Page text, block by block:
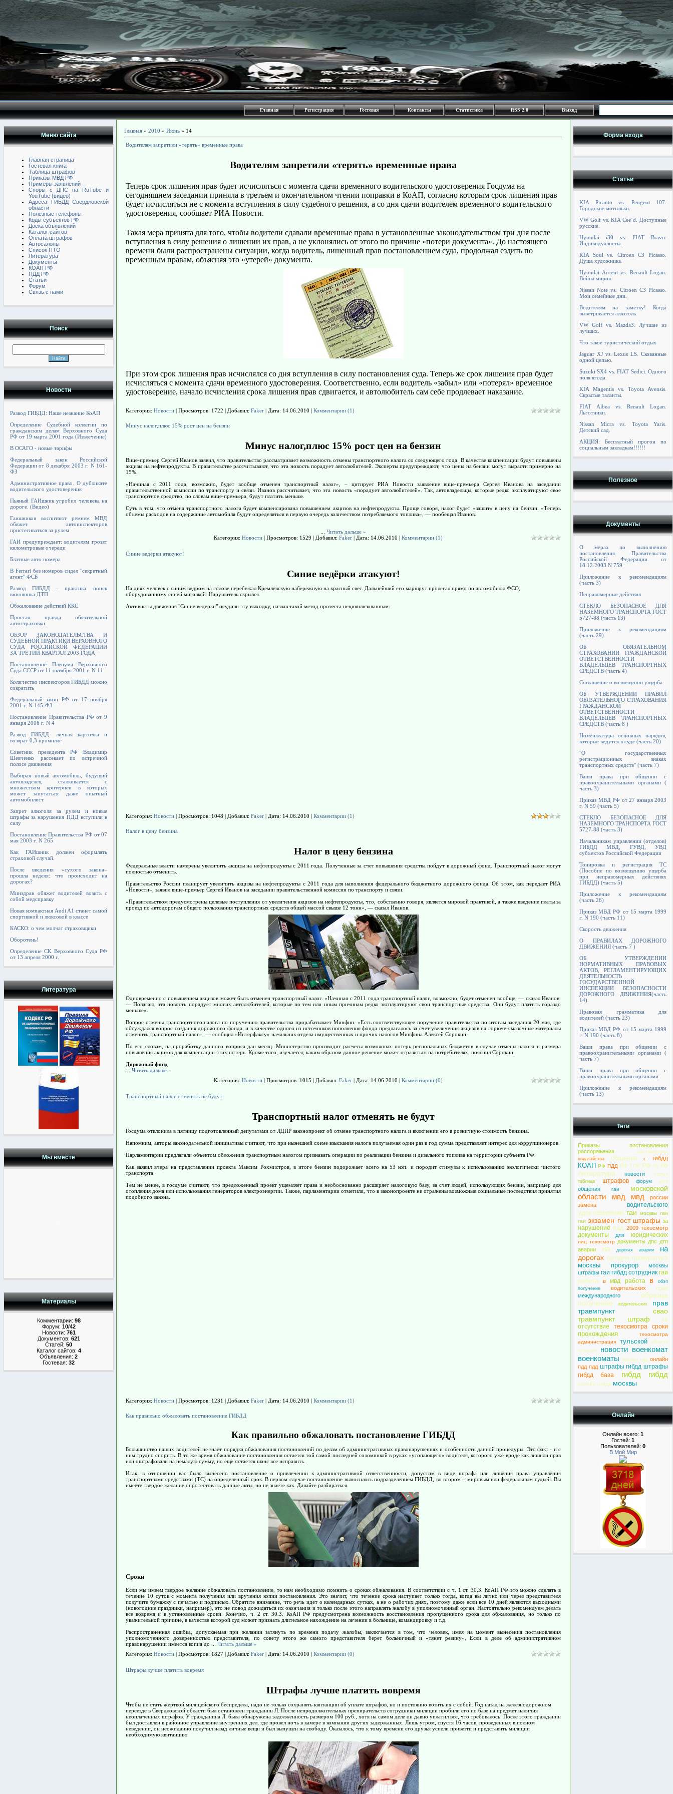
Главная Регистрация Гостевая Контакты Статистика RSS 2.0 Выход
Меню сайта
Главная страница
Гостевая книга
Таблица штрафов
Приказы МВД РФ
Примеры заявлений
Споры с ДПС на RuTube и
YouTube (видео)
Адреса ГИБДД Свердловской
области
Полезные телефоны
Коды субъектов РФ
Доска объявлений
Каталог сайтов
Оплата штрафов
Автосалоны
Список ПТО
Литература
Документы
КОАП РФ
ПДД РФ
Статьи
Форум
Связь с нами
Поиск
Новости
Развод ГИБДД: Наше незнание КоАП
Определение Судебной коллегии по
гражданским делам Верховного Суда
РФ от 19 марта 2001 года (Извлечение)
В ОСАГО - новые тарифы
Федеральный закон Российской
Федерации от 8 декабря 2003 г. N 161-
ФЗ
Административное право. О дубликате
водительского удостоверения
Пьяный ГАИшник угробил человека на
дороге. (Видео)
Гаишников воспитают ремнем МВД
обяжет автоинспекторов
пристегиваться за рулем
ГАИ предупреждает: водителям грозят
километровые очереди
Блатные авто номера
В Ferrari без номеров сидел "секретный
агент" ФСБ
Развод ГИБДД – практика: поиск
виновника ДТП
Обжалование действий ККС
Простая правда обязательной
автостраховки.
ОБЗОР ЗАКОНОДАТЕЛЬСТВА И
СУДЕБНОЙ ПРАКТИКИ ВЕРХОВНОГО
СУДА РОССИЙСКОЙ ФЕДЕРАЦИИ
ЗА ТРЕТИЙ КВАРТАЛ 2003 ГОДА
Постановление Пленума Верховного
Суда СССР от 11 октября 2001 г. N 11
Количество инспекторов ГИБДД можно
сократить
Федеральный закон РФ от 17 ноября
2001 г. N 145-ФЗ
Постановление Правительства РФ от 9
января 2006 г. N 4
Развод ГИБДД: личная карточка и
возврат 0,3 промилле
Советник президента РФ Владимир
Шевченко рассекает по встречной
полосе движения
Выбирая новый автомобиль, будущий
автовладелец сталкивается с
множеством критериев в которых
может запутаться даже опытный
автомобилист.
Запрет алкоголя за рулем и новые
штрафы за нарушения ПДД вступили в
силу
Постановление Правительства РФ от 07
мая 2003 г. N 265
Как ГАИшник должен оформлять
страховой случай.
После введения «сухого закона»
прошла неделя: что происходит на
дорогах?
Минздрав обяжет водителей возить с
собой медсправку
Новая компактная Audi A1 станет самой
спортивной и люксовой в классе
КАСКО: о чем молчат страховщики
Оборотень!
Определение СК Верховного Суда РФ
от 13 апреля 2000 г.
Литература
Мы вместе
Материалы
Комментарии: 98
Форум: 10/42
Новости: 761
Документов: 621
Статей: 50
Каталог сайтов: 4
Объявления: 2
Гостевая: 32
Главная » 2010 » Июнь » 14
Водителям запретили «терять» временные права
Водителям запретили «терять» временные права
Теперь срок лишения прав будет исчисляться с момента сдачи временного водительского удостоверения Госдума на
сегодняшнем заседании приняла в третьем и окончательном чтении поправки в КоАП, согласно которым срок лишения прав
будет исчисляться не с момента вступления в силу судебного решения, а со дня сдачи водителем временного водительского
удостоверения, сообщает РИА Новости.
Такая мера принята для того, чтобы водители сдавали временные права в установленные законодательством три дня после
вступления в силу решения о лишении их прав, а не уклонялись от этого по причине «потери документа». До настоящего
времени были распространены ситуации, когда водитель, лишенный прав постановлением суда, продолжал ездить по
временным правам, объясняя это «утерей» документа.
При этом срок лишения прав исчислялся со дня вступления в силу постановления суда. Теперь же срок лишения прав будет
исчисляться с момента сдачи временного удостоверения. Соответственно, если водитель «забыл» или «потерял» временное
удостоверение, начало исчисления срока лишения прав сдвигается, и автолюбитель сам себе продлевает наказание.
Категория: Новости | Просмотров: 1722 | Добавил: Faker | Дата: 14.06.2010 | Комментарии (1)
Минус налог,плюс 15% рост цен на бензин
Минус налог,плюс 15% рост цен на бензин
Вице-премьер Сергей Иванов заявил, что правительство рассматривает возможность отмены транспортного налога со следующего года. В качестве компенсации будут повышены
акцизы на нефтепродукты. В правительстве рассчитывают, что эта новость порадует автолюбителей. Эксперты предупреждают, что цены на бензин могут вырасти примерно на
15%.
«Начиная с 2011 года, возможно, будет вообще отменен транспортный налог», – цитирует РИА Новости заявление вице-премьера Сергея Иванова на заседании
правительственной комиссии по транспорту и связи. Иванов рассчитывает, что эта новость «порадует автолюбителей». Так, автовладельцы, которые редко эксплуатируют свое
транспортное средство, по словам вице-премьера, будут платить меньше.
Суть в том, что отмена транспортного налога будет компенсирована повышением акцизов на нефтепродукты. Проще говоря, налог будет «зашит» в цену на бензин. «Теперь
объемы расходов на содержание автомобиля будут определяться в первую очередь количеством потребляемого топлива», — пообещал Иванов.
... Читать дальше »
Категория: Новости | Просмотров: 1529 | Добавил: Faker | Дата: 14.06.2010 Комментарии (1)
Синие ведёрки атакуют!
Синие ведёрки атакуют!
На днях человек с синим ведром на голове перебежал Кремлевскую набережную на красный свет. Дальнейший его маршрут пролегал прямо по автомобилю ФСО,
оборудованному синей мигалкой. Нарушитель скрылся.
Активисты движения "Синие ведерки" осудили эту выходку, назвав такой метод протеста нецивилизованным.
Категория: Новости | Просмотров: 1048 | Добавил: Faker | Дата: 14.06.2010 Комментарии (1)
Налог в цену бензина
Налог в цену бензина
Федеральные власти намерены увеличить акцизы на нефтепродукты с 2011 года. Полученные за счет повышения средства пойдут в дорожный фонд. Транспортный налог могут
полностью отменить.
Правительство России планирует увеличить акцизы на нефтепродукты с 2011 года для наполнения федерального бюджетного дорожного фонда. Об этом, как передает РИА
«Новости», заявил вице-премьер Сергей Иванов на заседании правительственной комиссии по транспорту и связи.
«Правительством предусмотрены целевые поступления от увеличения акцизов на нефтепродукты, что, собственно говоря, является мировой практикой, а также введение платы за
проезд по автодорогам общего пользования транспортных средств общей массой свыше 12 тонн», — сказал Иванов.
Одновременно с повышением акцизов может быть отменен транспортный налог. «Начиная с 2011 года транспортный налог, возможно, будет отменен вообще, — сказал Иванов.
— Полагаю, эта новость порадует многих автолюбителей, которые по тем или иным причинам редко эксплуатируют свои транспортные средства. Они будут платить гораздо
меньше».
Вопрос отмены транспортного налога по поручению правительства прорабатывает Минфин. «Есть соответствующее поручение правительства по итогам заседания 20 мая, где
обсуждался вопрос создания дорожного фонда, и в качестве одного из источников пополнения фонда предлагалось за счет увеличения акцизов на горюче-смазочные материалы
отменить транспортный налог», — сообщил «Интерфаксу» начальник отдела имущественных и прочих налогов Минфина Алексей Сорокин.
По его словам, на проработку данного вопроса дан месяц. Министерство производит расчеты возможных потерь региональных бюджетов в случае отмены налога и размера
повышения акцизов для компенсации этих потерь. Кроме того, изучается, каким образом данное решение может отразиться на потребителях, пояснил Сорокин.
Дорожный фонд
Читать дальше »
Категория: Новости | Просмотров: 1015 | Добавил: Faker | Дата: 14.06.2010 Комментарии (0)
Транспортный налог отменять не будут
Транспортный налог отменять не будут
Госдума отклонила в пятницу подготовленный депутатами от ЛДПР законопроект об отмене транспортного налога и включении его в розничную стоимость бензина.
Напомним, авторы законодательной инициативы считают, что при нынешней схеме взыскания налога получаемая один раз в год сумма представляет интерес для коррупционеров.
Парламентарии предлагали объектом обложения транспортным налогом признавать операции по реализации бензина и дизельного топлива на территории субъекта РФ.
Как заявил вчера на представлении проекта Максим Рохмистров, в итоге бензин подорожает всего на 53 коп. и породит стимулы к использованию экологически чистого
транспорта.
Тем не менее, в госдуме считают, что предложенный проект ущемляет права и необоснованно расширяет налоговую базу, за счет людей, использующих бензин, например для
отопления дома или использования генераторов электроэнергии. Также, парламентарии отметили, что в законопроекте не отражены возможные социальные последствия принятия
подобного закона.
Категория: Новости | Просмотров: 1231 | Добавил: Faker | Дата: 14.06.2010 Комментарии (1)
Как правильно обжаловать постановление ГИБДД
Как правильно обжаловать постановление ГИБДД
Большинство наших водителей не знает порядка обжалования постановлений по делам об административных правонарушениях и особенности данной процедуры. Это факт - и с
ним трудно спорить. В то же время обжалование постановления остается той самой последней соломинкой в руках «утопающего» водителя, которого уже вроде как лишили прав
или оштрафовали на немалую сумму, но еще остается шанс все исправить.
Итак, в отношении вас было вынесено постановление о привлечении к административной ответственности, допустим в виде штрафа или лишения права управления
транспортными средствами (ТС) на определенный срок. В первом случае постановление выносилось подразделением ГИБДД, во втором – мировым или федеральным судьей. Вы
имеете твердое желание опротестовать данные акты, но не знаете как. Давайте разбираться.
Сроки
Если мы имеем твердое желание обжаловать постановление, то нам необходимо помнить о сроках обжалования. В соответствии с ч. 1 ст. 30.3. КоАП РФ это можно сделать в
течение 10 суток с момента получения или вручения копии постановления. Это значит, что течение срока наступает только тогда, когда вы лично или через представителя
получите бумажку с печатью и подписью. Обратите внимание, что речь идет о календарных сутках, а не о рабочих днях, поэтому даже если все 10 дней являются выходными
(новогодние праздники, например), это не повод дожидаться их окончания и только после этого направлять жалобу в уполномоченный орган. Настоятельно рекомендуем делать
все вовремя и в установленные сроки. Конечно, ч. 2 ст. 30.3. КоАП РФ предусмотрена возможность восстановления пропущенного срока для обжалования, но только по
уважительной причине, в качестве которой суд может признать длительное нахождение на лечении в больнице, командировку и т.д.
Распространенная ошибка, допускаемая при желании затянуть по времени подачу жалобы, заключается в том, что человек, имея на момент вынесения постановления
уполномоченного доверенностью представителя, по совету этого же самого представителя берет больничный и «тянет резину». Если в деле об административном
правонарушении имеется копия до
Читать дальше »
Категория: Новости | Просмотров: 1827 | Добавил: Faker | Дата: 14.06.2010 | Комментарии (0)
Штрафы лучше платить вовремя
Штрафы лучше платить вовремя
Чтобы не стать жертвой милицейского беспредела, надо не только сохранять квитанции об уплате штрафов, но и постоянно возить их с собой. Год назад на железнодорожном
переезде в Свердловской области был остановлен гражданин Л. После непродолжительных препирательств сотрудники милиции пробили его по базе на предмет наличия
неоплаченных штрафов. У гражданина Л. была обнаружена задолженность размером 100 руб., хотя на самом деле он давно уплатил все, что требовалось. После этого гражданин
был доставлен в районное управление внутренних дел, где провел ночь в камере в компании других задержанных. Лишь утром, спустя 16 часов, проведенных в полном
неведении, он неожиданно получил назад личные вещи и был выпущен на свободу. Оказалось, что к тому времени его друзья успели привезти и представить милиции
необходимую квитанцию.
Форма входа
Статьи
KIA Picanto vs. Peugeot 107.
Городские мотыльки.
VW Golf vs. KIA Cee’d. Доступные
русские.
Hyundai i30 vs. FIAT Bravo.
Индивидуалисты.
KIA Soul vs. Citroen C3 Picasso.
Душа художника.
Hyundai Accent vs. Renault Logan.
Война миров.
Nissan Note vs. Citroen C3 Picasso.
Мои семейные дни.
Водителям на заметку! Когда
выветривается алкоголь.
VW Golf vs. Mazda3. Лучшие из
лучших.
Что такое туристический отдых
Jaguar XJ vs. Lexus LS. Скованные
одной цепью.
Suzuki SX4 vs. FIAT Sedici. Одного
поля ягода.
KIA Magentis vs. Toyota Avensis.
Скрытые таланты.
FIAT Albea vs. Renault Logan.
Льготники.
Nissan Micra vs. Toyota Yaris.
Детский сад.
АКЦИЯ: Бесплатный прогон по
социальным закладкам!!!!!!
Полезное
Документы
О мерах по выполнению
постановления Правительства
Российской Федерации от
18.12.2003 N 759
Приложение к рекомендациям
(часть 3)
Неправомерные действия
СТЕКЛО БЕЗОПАСНОЕ ДЛЯ
НАЗЕМНОГО ТРАНСПОРТА ГОСТ
5727-88 (часть 13)
Приложение к рекомендациям
(часть 29)
ОБ ОБЯЗАТЕЛЬНОМ
СТРАХОВАНИИ ГРАЖДАНСКОЙ
ОТВЕТСТВЕННОСТИ
ВЛАДЕЛЬЦЕВ ТРАНСПОРТНЫХ
СРЕДСТВ (часть 4)
Соглашение о возмещении ущерба
ОБ УТВЕРЖДЕНИИ ПРАВИЛ
ОБЯЗАТЕЛЬНОГО СТРАХОВАНИЯ
ГРАЖДАНСКОЙ
ОТВЕТСТВЕННОСТИ
ВЛАДЕЛЬЦЕВ ТРАНСПОРТНЫХ
СРЕДСТВ (часть 8 )
Номенклатура основных нарядов,
которые ведутся в суде (часть 20)
"О государственных
регистрационных знаках
транспортных средств" (часть 7)
Ваши права при общении с
правоохранительными органами (
часть 3)
Приказ МВД РФ от 27 января 2003
г. N 59 (часть 5)
СТЕКЛО БЕЗОПАСНОЕ ДЛЯ
НАЗЕМНОГО ТРАНСПОРТА ГОСТ
5727-88 (часть 3)
Начальникам управлении (отделов)
ГИБДД МВД, ГУВД, УВД
субъектов Российской Федерации
Тонировка и регистрация ТС
(Пособие по возмещению ущерба
при неправомерных действиях
ГИБДД) (часть 5)
Приложение к рекомендациям
(часть 26)
Приказ МВД РФ от 15 марта 1999
г. N 190 (часть 11)
Скорость движения
О ПРАВИЛАХ ДОРОЖНОГО
ДВИЖЕНИЯ (часть 7 )
ОБ УТВЕРЖДЕНИИ
НОРМАТИВНЫХ ПРАВОВЫХ
АКТОВ, РЕГЛАМЕНТИРУЮЩИХ
ДЕЯТЕЛЬНОСТЬ
ГОСУДАРСТВЕННОЙ
ИНСПЕКЦИИ БЕЗОПАСНОСТИ
ДОРОЖНОГО ДВИЖЕНИЯ(часть
14)
Правовая грамматика для
водителей (часть 23)
Приказ МВД РФ от 15 марта 1999
г. N 190 (часть 8)
Ваши права при общении с
правоохранительными органами (
часть 7)
Ваши права при общении с
правоохранительными органами
Приложение к рекомендациям
(часть 13)
Теги
Приказы постановления
распоряжения
наставление
ходатайства общение с гибдд
КОАП РФ ПДД РФ ГПК РФ УК РФ
литература новости
статьи
таблица
штрафов форум для
общения гаи московской
области мвд мвд
россии
замена
водительского
удостоверения гаи
москвы гаи
гаи экзамен гост штрафы за
нарушение пдд 2009 техосмотр
документы для юридических
лиц техосмотр документы дпс дтп
аварии
на дорогах аварии на
дорогах сегодня прокуратура
москвы прокурор
москвы
штрафы гаи гибдд сотрудник гаи
работа в мвд работа в
обэп
получение
водительских
прав
международного
образца
получение
водительских
прав
травмпункт
свао
травмпункт штраф
за
отсутствие
техосмотра сроки
прохождения
техосмотра
администрация
тульской
области
тульские
новости военкомат
военкоматы москвы пдд онлайн
пдд пдд штрафы гибдд штрафы
гибдд база
гибдд гибдд
онлайн гибдд москвы
Онлайн
Онлайн всего: 1
Гостей: 1
Пользователей: 0
В Мой Мир